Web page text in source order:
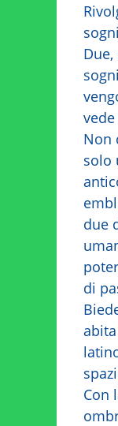
Non
solo
due
di
Con